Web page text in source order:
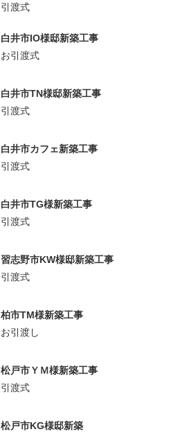
引渡式
白井市IO様邸新築工事
お引渡式
白井市TN様邸新築工事
引渡式
白井市カフェ新築工事
引渡式
白井市TG様新築工事
引渡式
習志野市KW様邸新築工事
引渡式
柏市TM様新築工事
お引渡し
松戸市ＹＭ様新築工事
引渡式
松戸市KG様邸新築